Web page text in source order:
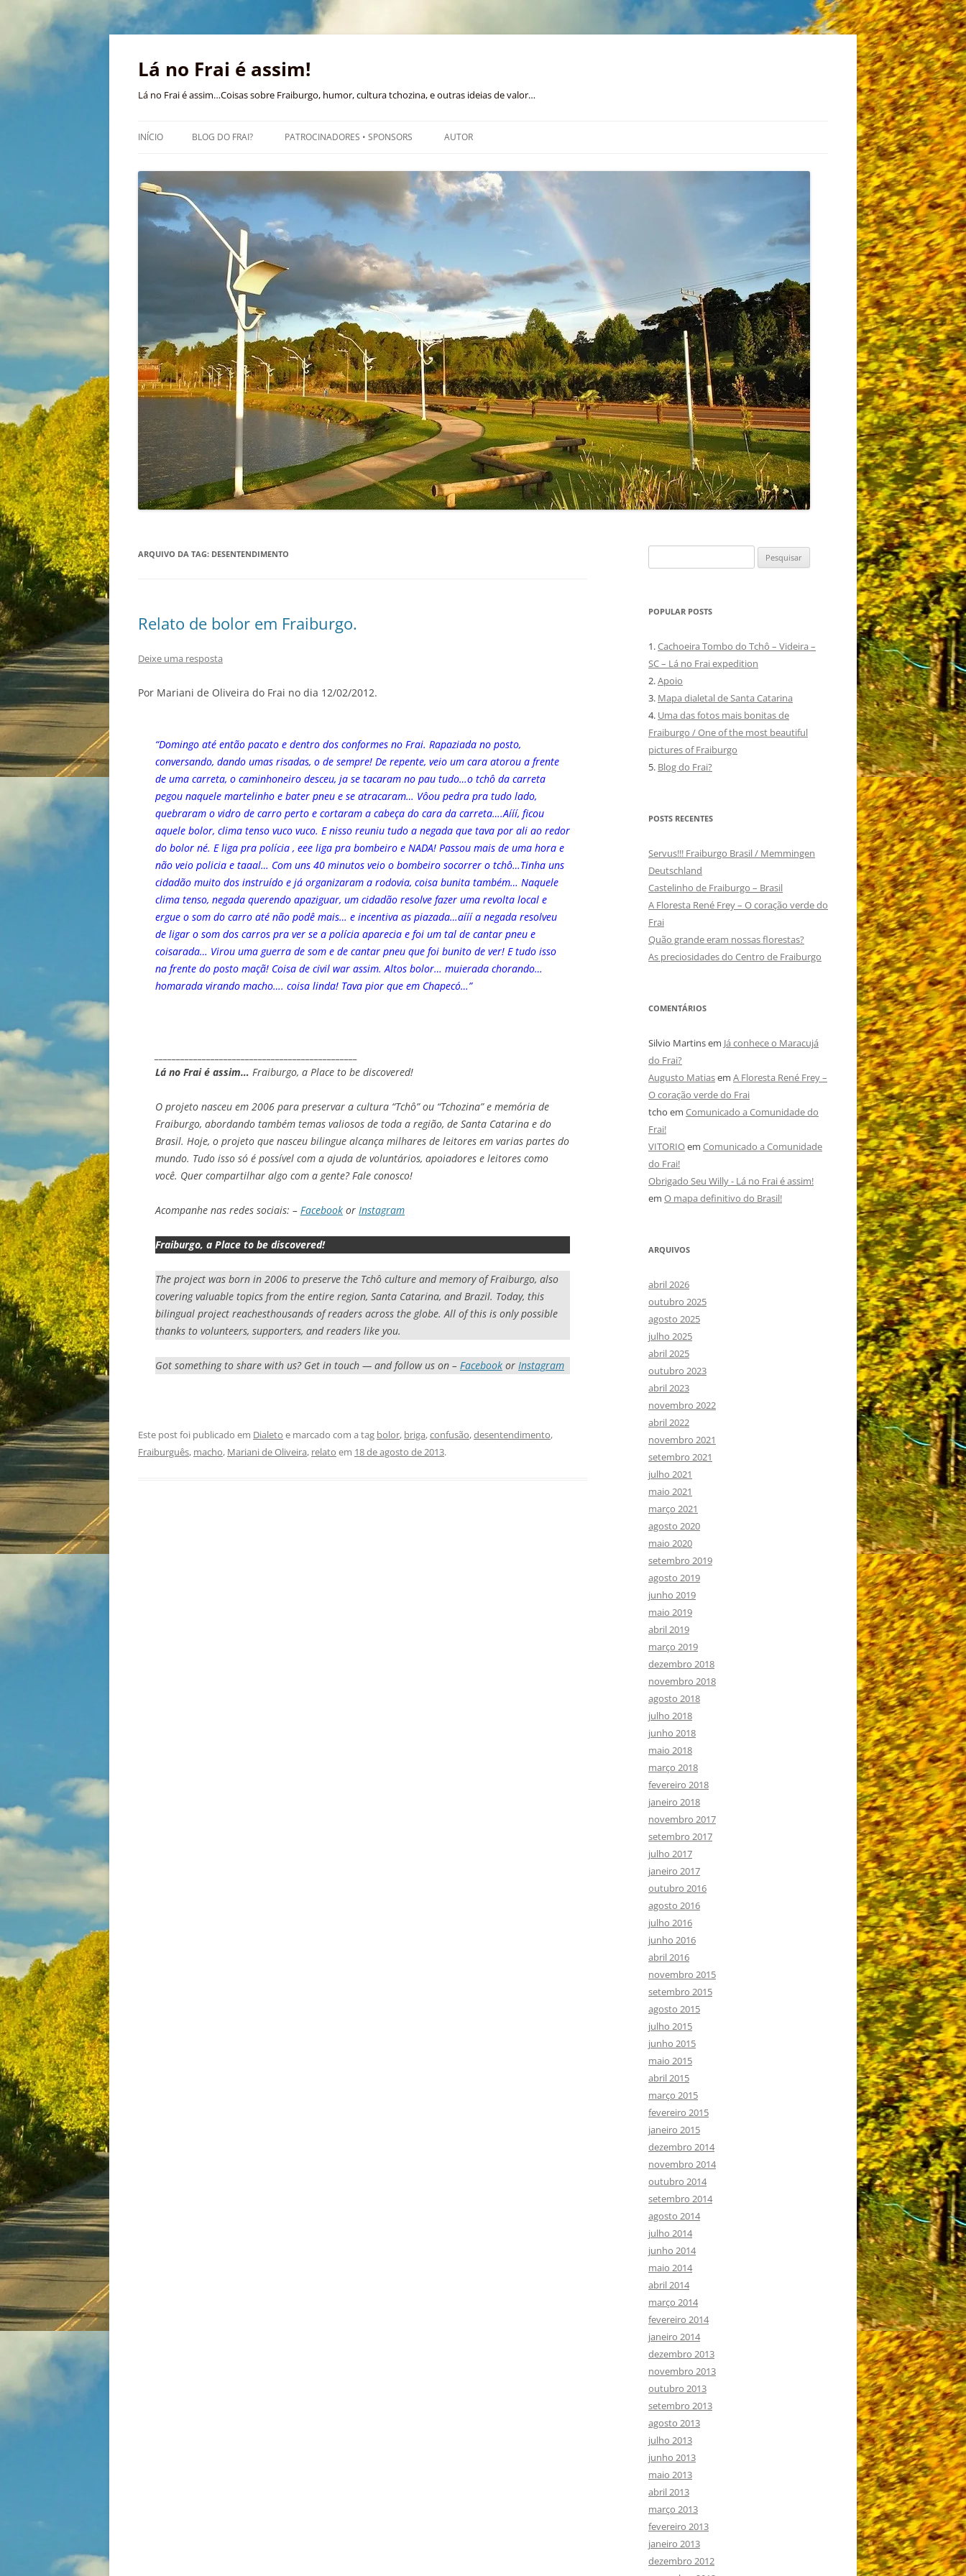
Pular
conteúdo
Lá no Frai é assim!
Lá no Frai é assim…Coisas sobre Fraiburgo, humor, cultura tchozina, e outras ideias de valor…
INÍCIO BLOG DO FRAI? PATROCINADORES • SPONSORS AUTOR
ARQUIVO DA TAG: DESENTENDIMENTO
Relato de bolor em Fraiburgo.
Deixe uma resposta
Por Mariani de Oliveira do Frai no dia 12/02/2012.
“Domingo até então pacato e dentro dos conformes no Frai. Rapaziada no posto,
conversando, dando umas risadas, o de sempre! De repente, veio um cara atorou a frente
de uma carreta, o caminhoneiro desceu, ja se tacaram no pau tudo…o tchô da carreta
pegou naquele martelinho e bater pneu e se atracaram… Vôou pedra pra tudo lado,
quebraram o vidro de carro perto e cortaram a cabeça do cara da carreta….Aííí, ficou
aquele bolor, clima tenso vuco vuco. E nisso reuniu tudo a negada que tava por ali ao redor
do bolor né. E liga pra polícia , eee liga pra bombeiro e NADA! Passou mais de uma hora e
não veio policia e taaal… Com uns 40 minutos veio o bombeiro socorrer o tchô…Tinha uns
cidadão muito dos instruído e já organizaram a rodovia, coisa bunita também… Naquele
clima tenso, negada querendo apaziguar, um cidadão resolve fazer uma revolta local e
ergue o som do carro até não podê mais… e incentiva as piazada…aííí a negada resolveu
de ligar o som dos carros pra ver se a polícia aparecia e foi um tal de cantar pneu e
coisarada… Virou uma guerra de som e de cantar pneu que foi bunito de ver! E tudo isso
na frente do posto maçã! Coisa de civil war assim. Altos bolor… muierada chorando…
homarada virando macho…. coisa linda! Tava pior que em Chapecó…”
Lá no Frai é assim… Fraiburgo, a Place to be discovered!
O projeto nasceu em 2006 para preservar a cultura “Tchô” ou “Tchozina” e memória de
Fraiburgo, abordando também temas valiosos de toda a região, de Santa Catarina e do
Brasil. Hoje, o projeto que nasceu bilingue alcança milhares de leitores em varias partes do
mundo. Tudo isso só é possível com a ajuda de voluntários, apoiadores e leitores como
você. Quer compartilhar algo com a gente? Fale conosco!
Acompanhe nas redes sociais: – Facebook or Instagram
Fraiburgo, a Place to be discovered!
The project was born in 2006 to preserve the Tchô culture and memory of Fraiburgo, also
covering valuable topics from the entire region, Santa Catarina, and Brazil. Today, this
bilingual project reachesthousands of readers across the globe. All of this is only possible
thanks to volunteers, supporters, and readers like you.
Got something to share with us? Get in touch — and follow us on – Facebook or Instagram
Este post foi publicado em Dialeto e marcado com a tag bolor, briga,confusão,desentendimento,
Fraiburguês, macho, Mariani de Oliveira, relato em 18 de agosto de 2013.
por:
POPULAR POSTS
1.Cachoeira Tombo do Tchô – Videira –
SC – Lá no Frai expedition
2.Apoio
3. Mapa dialetal de Santa Catarina
4. Uma das fotos mais bonitas de
Fraiburgo / One of the most beautiful
pictures of Fraiburgo
5. Blog do Frai?
POSTS RECENTES
Servus!!! Fraiburgo Brasil / Memmingen
Deutschland
Castelinho de Fraiburgo – Brasil
A Floresta René Frey – O coração verde do
Frai
Quão grande eram nossas florestas?
As preciosidades do Centro de Fraiburgo
COMENTÁRIOS
Silvio Martinsem Já conhece o Maracujá
do Frai?
Augusto Matiasem A Floresta René Frey –
O coração verde do Frai
tcho em Comunicado a Comunidade do
Frai!
VITORIOem Comunicado a Comunidade
do Frai!
Obrigado Seu Willy - Lá no Frai é assim!
em O mapa definitivo do Brasil!
ARQUIVOS
abril 2026
outubro 2025
agosto 2025
julho 2025
abril 2025
outubro 2023
abril 2023
novembro 2022
abril 2022
novembro 2021
setembro 2021
julho 2021
maio 2021
março 2021
agosto 2020
maio 2020
setembro 2019
agosto 2019
junho 2019
maio 2019
abril 2019
março 2019
dezembro 2018
novembro 2018
agosto 2018
julho 2018
junho 2018
maio 2018
março 2018
fevereiro 2018
janeiro 2018
novembro 2017
setembro 2017
julho 2017
janeiro 2017
outubro 2016
agosto 2016
julho 2016
junho 2016
abril 2016
novembro 2015
setembro 2015
agosto 2015
julho 2015
junho 2015
maio 2015
abril 2015
março 2015
fevereiro 2015
janeiro 2015
dezembro 2014
novembro 2014
outubro 2014
setembro 2014
agosto 2014
julho 2014
junho 2014
maio 2014
abril 2014
março 2014
fevereiro 2014
janeiro 2014
dezembro 2013
novembro 2013
outubro 2013
setembro 2013
agosto 2013
julho 2013
junho 2013
maio 2013
abril 2013
março 2013
fevereiro 2013
janeiro 2013
dezembro 2012